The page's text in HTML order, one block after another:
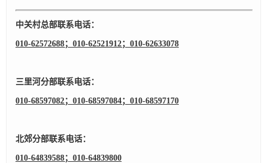
中关村总部联系电话：
010-62572688；010-62521912； 010-62633078
三里河分部联系电话：
010-68597082；010-68597084； 010-68597170
北郊分部联系电话：
010-64839588；010-64839800